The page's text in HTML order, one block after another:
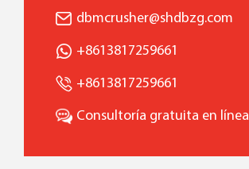
dbmcrusher@shdbzg.com
+8613817259661
+8613817259661
Consultoría gratuita en línea